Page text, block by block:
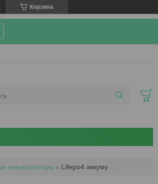
Корзина
аккумуляторы Lifepo4 аккумулятор powerporter 15.0 ( 10квт | 15.46квтч )